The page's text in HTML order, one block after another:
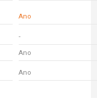
Ano
-
Ano
Ano